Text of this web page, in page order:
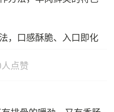
，口感酥脆、入口即化
人点赞